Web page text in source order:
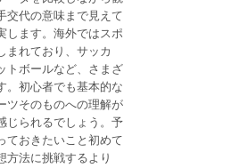
交代の意味まで見えて
します。海外ではスポ
まれており、サッカ
トボールなど、さまざ
。初心者でも基本的な
ツそのものへの理解が
じられるでしょう。予
ておきたいこと初めて
方法に挑戦するより